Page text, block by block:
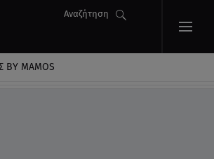
Αναζήτηση
BY MAMOS